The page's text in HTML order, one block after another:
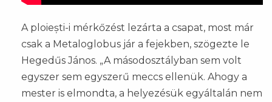
A ploiești-i mérkőzést lezárta a csapat, most már
csak a Metaloglobus jár a fejekben, szögezte le
Hegedűs János. „A másodosztályban sem volt
egyszer sem egyszerű meccs ellenük. Ahogy a
mester is elmondta, a helyezésük egyáltalán nem